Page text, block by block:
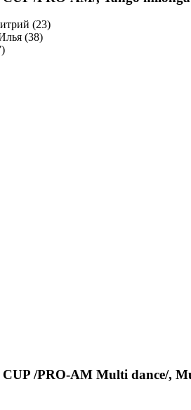
(23)
(38)
/PRO-AM Multi dance/,